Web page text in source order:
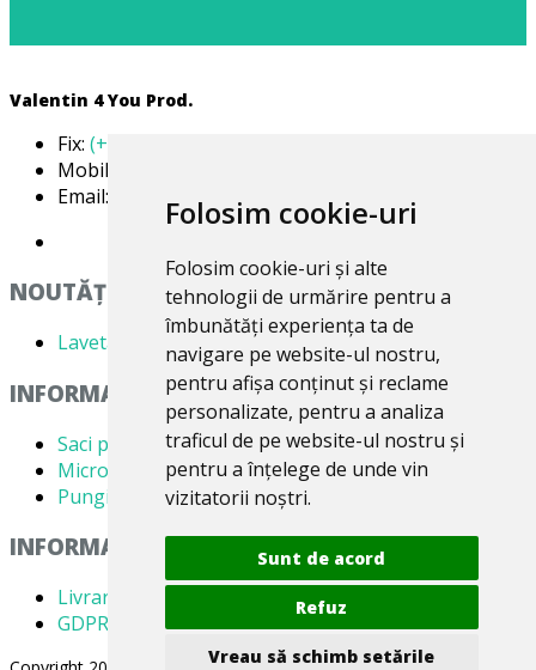
Folosim cookie-uri
Folosim cookie-uri și alte
tehnologii de urmărire pentru a
îmbunătăți experiența ta de
navigare pe website-ul nostru,
pentru afișa conținut și reclame
personalizate, pentru a analiza
traficul de pe website-ul nostru și
pentru a înțelege de unde vin
vizitatorii noștri.
Sunt de acord
Refuz
Vreau să schimb setările
Valentin 4 You Prod.
Fix: (+40) 21 668 60 69
Mobil:
Email:
office@valentin4you.ro
NOUTĂȚi
Laveta din Microfibră MADAline
INFORMATII PRODUSE
Saci pentru aspirator
Microfiltre
Pungi pentru colectare praf
INFORMATII UTILE
Livrare
GDPR